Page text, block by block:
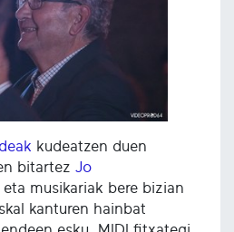
kudeatzen duen
bitartez Jo
musikariak bere bizian
kanturen hainbat